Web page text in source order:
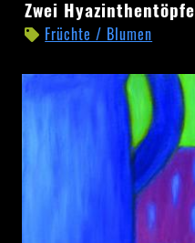
Zwei
Hyazinthentöpfe
Zwei Hyazinthentöpfe
Früchte / Blumen